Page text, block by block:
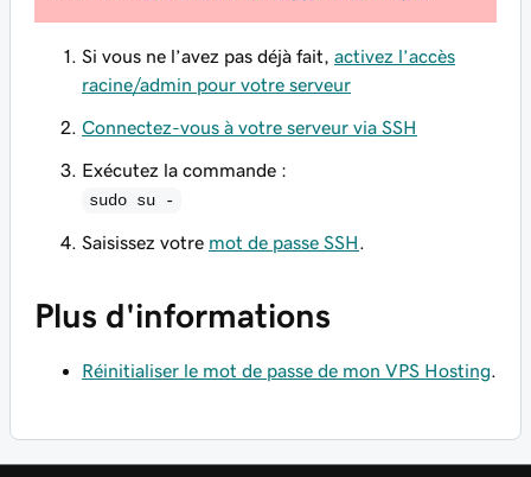
Si vous ne l’avez pas déjà fait, activez l’accès
racine/admin pour votre serveur
Connectez-vous à votre serveur via SSH
Exécutez la commande :
sudo su -
Saisissez votre mot de passe SSH
Plus d'informations
Réinitialiser le mot de passe de mon VPS Hosting